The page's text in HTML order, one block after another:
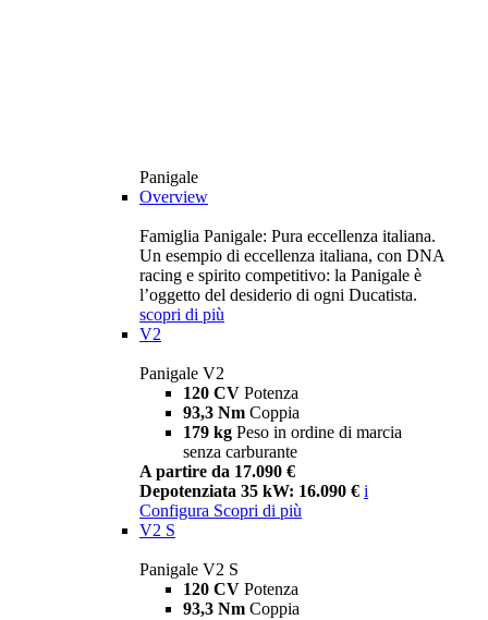
Panigale
Overview
Famiglia Panigale: Pura eccellenza italiana.
Un esempio di eccellenza italiana, con DNA
racing e spirito competitivo: la Panigale è
l’oggetto del desiderio di ogni Ducatista.
scopri di più
V2
Panigale V2
120 CV Potenza
93,3 Nm Coppia
179 kg Peso in ordine di marcia
senza carburante
A partire da 17.090 €
Depotenziata 35 kW: 16.090 € i
Configura Scopri di più
V2 S
Panigale V2 S
120 CV Potenza
93,3 Nm Coppia